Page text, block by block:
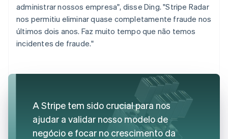
administrar nossos empresa", disse Ding. "Stripe Radar
nos permitiu eliminar quase completamente fraude nos
últimos dois anos. Faz muito tempo que não temos
incidentes de fraude."
A Stripe tem sido crucial para nos
ajudar a validar nosso modelo de
negócio e focar no crescimento da